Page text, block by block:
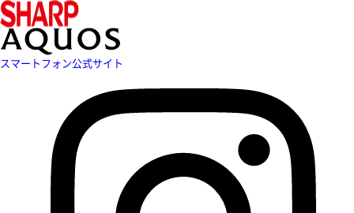
スマートフォン公式サイト